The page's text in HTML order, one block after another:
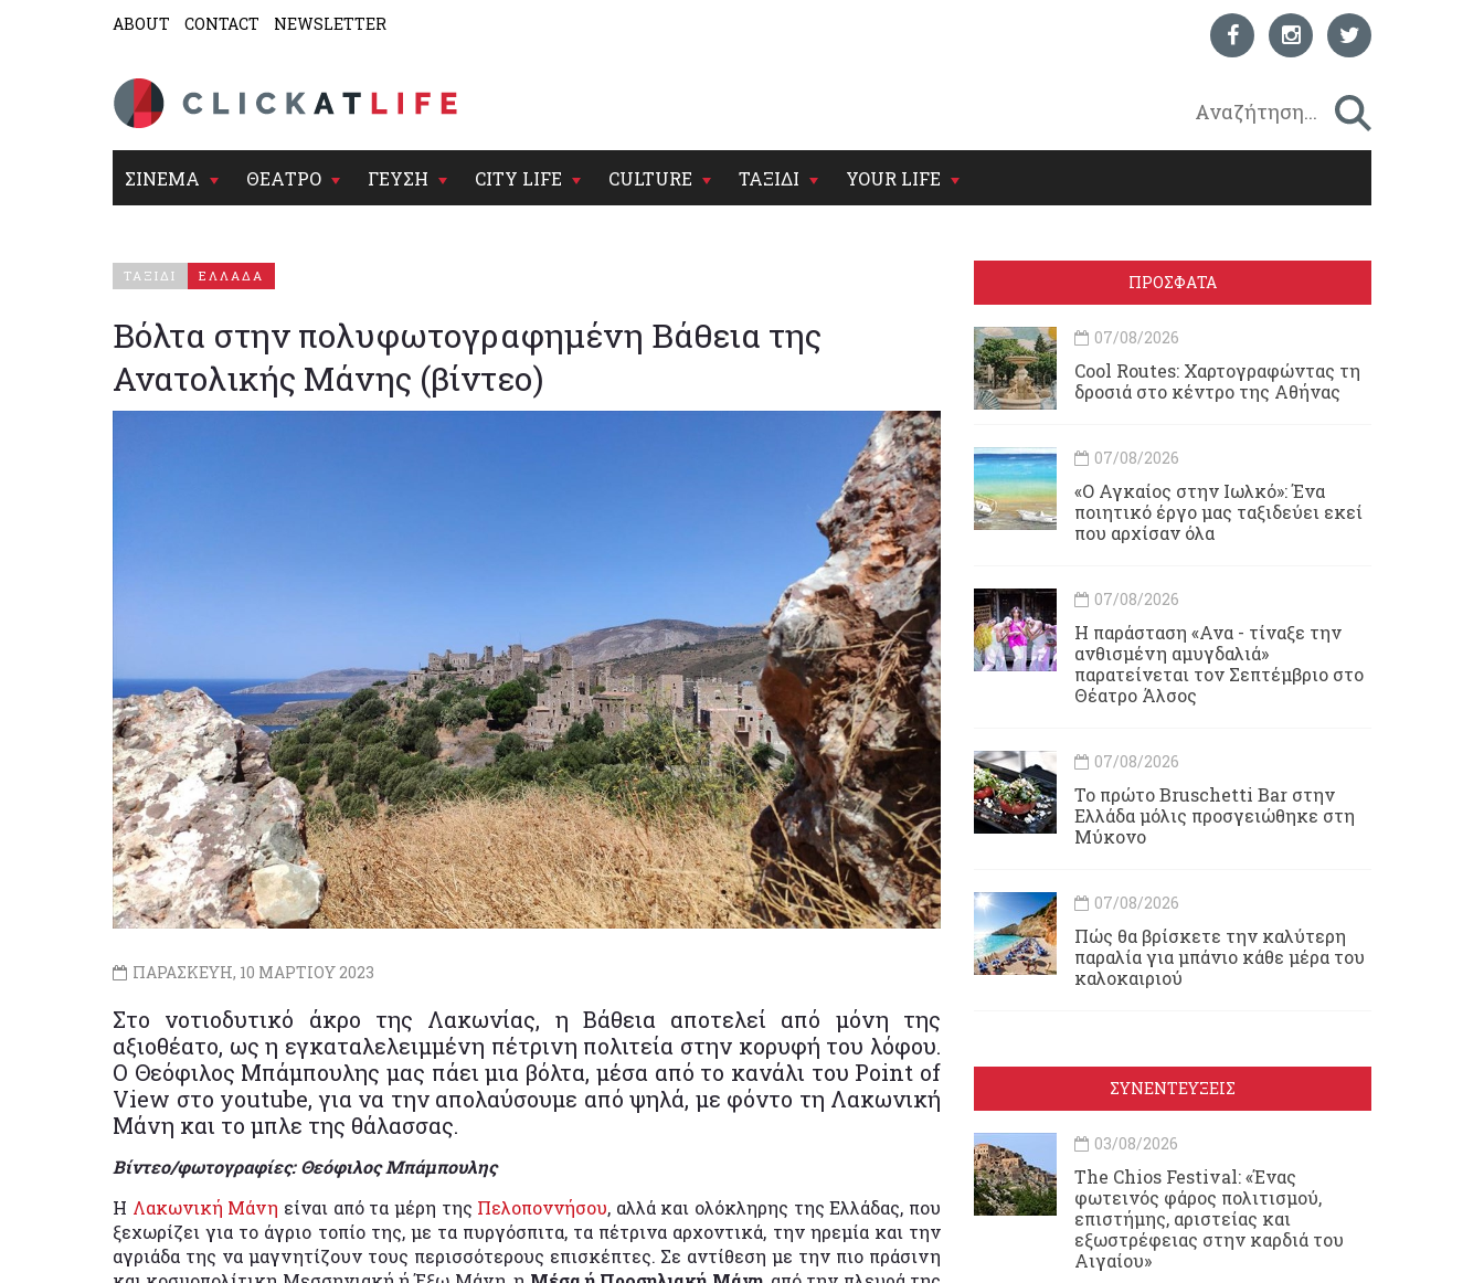
ABOUT CONTACT NEWSLETTER
ΣΙΝΕΜΑ ΘΕΑΤΡΟ ΓΕΥΣΗ CITY LIFE CULTURE ΤΑΞΙΔΙ YOUR LIFE
ΤΑΞΙΔΙ ΕΛΛΑΔΑ
Βόλτα στην πολυφωτογραφημένη Βάθεια της
Ανατολικής Μάνης (βίντεο)
ΠΑΡΑΣΚΕΥΗ, 10 ΜΑΡΤΙΟΥ 2023
Στο νοτιοδυτικό άκρο της Λακωνίας, η Βάθεια αποτελεί από μόνη της
αξιοθέατο, ως η εγκαταλελειμμένη πέτρινη πολιτεία στην κορυφή του λόφου.
Ο Θεόφιλος Μπάμπουλης μας πάει μια βόλτα, μέσα από το κανάλι του Point of
View στο youtube, για να την απολαύσουμε από ψηλά, με φόντο τη Λακωνική
Μάνη και το μπλε της θάλασσας.
Βίντεο/φωτογραφίες: Θεόφιλος Μπάμπουλης
Η Λακωνική Μάνη είναι από τα μέρη της Πελοποννήσου, αλλά και ολόκληρης της Ελλάδας, που
ξεχωρίζει για το άγριο τοπίο της, με τα πυργόσπιτα, τα πέτρινα αρχοντικά, την ηρεμία και την
αγριάδα της να μαγνητίζουν τους περισσότερους επισκέπτες. Σε αντίθεση με την πιο πράσινη
ΠΡΟΣΦΑΤΑ
07/08/2026
Cool Routes: Χαρτογραφώντας τη
δροσιά στο κέντρο της Αθήνας
07/08/2026
«Ο Αγκαίος στην Ιωλκό»: Ένα
ποιητικό έργο μας ταξιδεύει εκεί
που αρχίσαν όλα
07/08/2026
Η παράσταση «Ανα - τίναξε την
ανθισμένη αμυγδαλιά»
παρατείνεται τον Σεπτέμβριο στο
Θέατρο Άλσος
07/08/2026
Το πρώτο Bruschetti Bar στην
Ελλάδα μόλις προσγειώθηκε στη
Μύκονο
07/08/2026
Πώς θα βρίσκετε την καλύτερη
παραλία για μπάνιο κάθε μέρα του
καλοκαιριού
ΣΥΝΕΝΤΕΥΞΕΙΣ
03/08/2026
Τhe Chios Festival: «Ένας
φωτεινός φάρος πολιτισμού,
επιστήμης, αριστείας και
εξωστρέφειας στην καρδιά του
Αιγαίου»